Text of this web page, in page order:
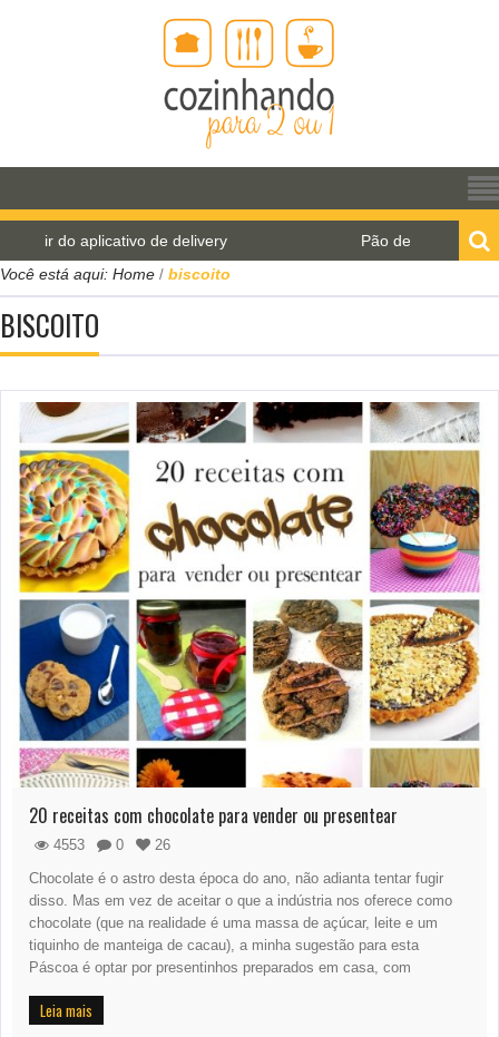
de delivery
Pão de água para o World Bread
Você está aqui: Home / biscoito
BISCOITO
20 receitas com chocolate para vender ou presentear
4553 0
26
Chocolate é o astro desta época do ano, não adianta tentar fugir
disso. Mas em vez de aceitar o que a indústria nos oferece como
chocolate (que na realidade é uma massa de açúcar, leite e um
tiquinho de manteiga de cacau), a minha sugestão para esta
Páscoa é optar por presentinhos preparados em casa, com
Leia mais